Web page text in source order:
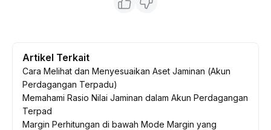
Artikel Terkait
Cara Melihat dan Menyesuaikan Aset Jaminan (Akun
Perdagangan Terpadu)
Memahami Rasio Nilai Jaminan dalam Akun Perdagangan
Terpad
Margin Perhitungan di bawah Mode Margin yang